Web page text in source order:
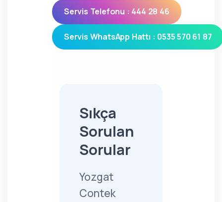
Servis Telefonu : 444 28 46
Servis WhatsApp Hattı : 0535 570 61 87
Sıkça
Sorulan
Sorular
Yozgat
Contek